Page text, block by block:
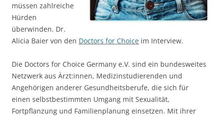
müssen zahlreiche
Hürden
überwinden. Dr.
Alicia Baier von den Doctors for Choice im Interview.
Die Doctors for Choice Germany e.V. sind ein bundesweites
Netzwerk aus Ärzt:innen, Medizinstudierenden und
Angehörigen anderer Gesundheitsberufe, die sich für
einen selbstbestimmten Umgang mit Sexualität,
Fortpflanzung und Familienplanung einsetzen. Mit ihrer